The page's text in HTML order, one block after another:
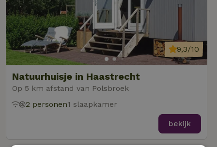
Natuurhuisje in Haastrecht
Op 5 km afstand van Polsbroek
9,3/10
2 personen1 slaapkamer
bekijk